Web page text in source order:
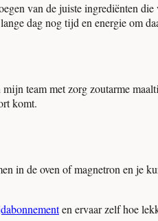
van de juiste ingrediënten
dag nog tijd en energie om
team met zorg zoutarme
komt.
in de oven of magnetron en je
en ervaar zelf hoe